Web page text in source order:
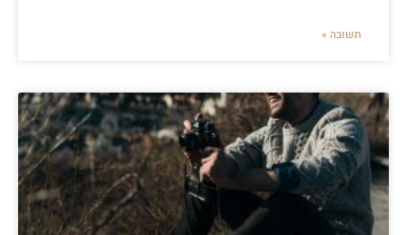
תשובה »